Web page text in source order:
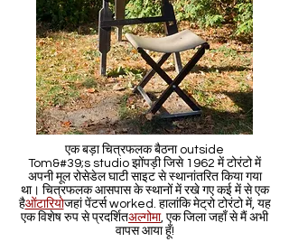
एक बड़ा चित्रफलक बैठना outside
Tom&#39;s studio झोंपड़ी जिसे 1962 में टोरंटो में
अपनी मूल रोसेडेल घाटी साइट से स्थानांतरित किया गया
था। चित्रफलक आसपास के स्थानों में रखे गए कई में से एक
हैओंटारियोजहां पेंटर्स worked. हालांकि मेट्रो टोरंटो में, यह
एक विशेष रुप से प्रदर्शितअल्गोमा, एक जिला जहाँ से मैं अभी
वापस आया हूँ!